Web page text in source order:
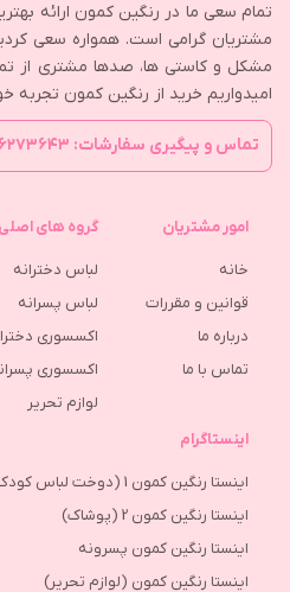
تمام سعی ما در رنگین کمون ارائه
مشتریان گرامی است. همواره سعی
مشکل و کاستی ها، صدها مشتری از
امیدواریم خرید از رنگین کمون تجربه
تماس و پیگیری سفارشات: ۶۲۷۳۶۴۳-۰۹۱۹
امور مشتریان
خانه
قوانین و مقررات
درباره ما
تماس با ما
گروه های اصلی
لباس دخترانه
لباس پسرانه
اکسسوری
اکسسوری
لوازم تحریر
اینستاگرام
اینستا رنگین کمون 1 (دوخت لباس کودک)
اینستا رنگین کمون 2 (پوشاک)
اینستا رنگین کمون پسرونه
اینستا رنگین کمون (لوازم تحریر)